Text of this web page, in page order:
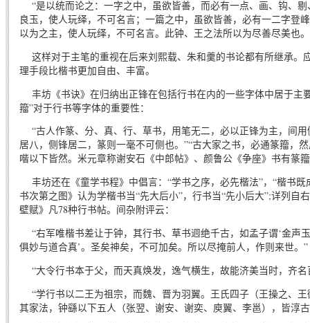
“是以统而论之：一字之中，虽欲皆善，而必有一点、画、钩、
良玉，使人玩绎，不可名言；一篇之中，虽欲皆善，必有一二字登
以为之主，使人玩绎，不可名言。此钟、王之法所以为尽善尽美也
这样对于主笔的重视在后来刘熙载、朱和羹的书论都有所继承。
理手段比楷书更加自由、丰富。
丰坊《书诀》在归纳出正锋在包括行书在内的一些字体中居于主
籀”对于行书等字体的重要性：
“古人作篆、分、真、行、草书，用笔无二，必以正锋为主，间
居八，侧锋居二，篆则一毫不可侧也。”“古大家之书，必通篆籀，
喈以下皆然。米元章称谢安石《中郎帖》、颜鲁公《争座》书有篆
丰坊还在《童学书程》中倡言：“学书之序，必先楷法”，“楷书既
书次第之图》认为学楷书当“先大后小”，行书当“先小后大”;详列自
壁赋》凡78种行书帖。间杂附评云：
“右军唯楷书差让于钟，其行书、草书迥绝千古，如孟子谓‘金声
俱妙与道合真’。圣矣神矣，不可加矣。所以尽掩前人，作则来世。”
“大令行书本于父，而天真焕发，逸气横生，故能济美当时，齐名
“学行书以二王为祖宗，而魏、晋为羽翼。王氏四子（王操之、
其家法，钟繇以下五人（张翌、谢安、谢奕、庾翼、李邕），皆淳